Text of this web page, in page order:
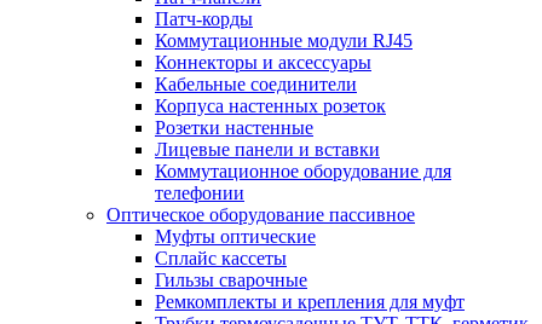
Патч-корды
Коммутационные модули RJ45
Коннекторы и аксессуары
Кабельные соединители
Корпуса настенных розеток
Розетки настенные
Лицевые панели и вставки
Коммутационное оборудование для
телефонии
Оптическое оборудование пассивное
Муфты оптические
Сплайс кассеты
Гильзы сварочные
Ремкомплекты и крепления для муфт